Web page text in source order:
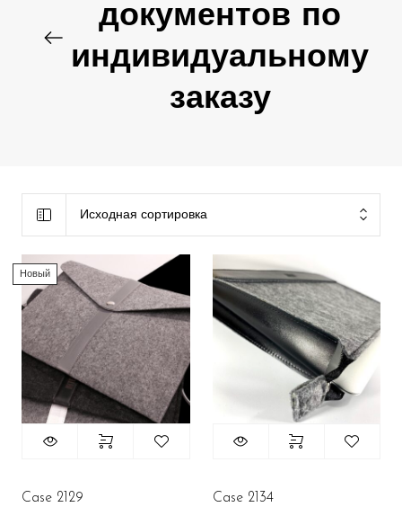
документов по
индивидуальному
заказу
Исходная сортировка
Новый
Case 2129 Case 2134